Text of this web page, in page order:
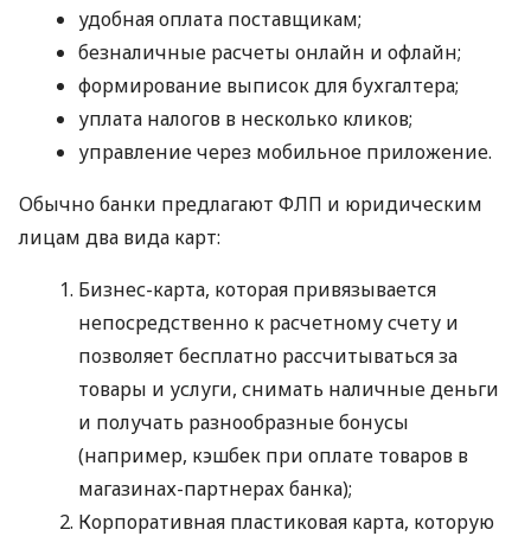
удобная оплата поставщикам;
безналичные расчеты онлайн и офлайн;
формирование выписок для бухгалтера;
уплата налогов в несколько кликов;
управление через мобильное приложение.
Обычно банки предлагают ФЛП и юридическим
лицам два вида карт:
Бизнес-карта, которая привязывается
непосредственно к расчетному счету и
позволяет бесплатно рассчитываться за
товары и услуги, снимать наличные деньги
и получать разнообразные бонусы
(например, кэшбек при оплате товаров в
магазинах-партнерах банка);
Корпоративная пластиковая карта, которую